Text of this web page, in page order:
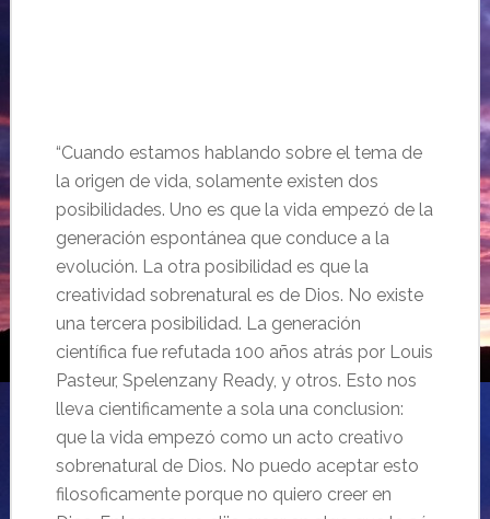
“Cuando estamos hablando sobre el tema de
la origen de vida, solamente existen dos
posibilidades. Uno es que la vida empezó de la
generación espontánea que conduce a la
evolución. La otra posibilidad es que la
creatividad sobrenatural es de Dios. No existe
una tercera posibilidad. La generación
científica fue refutada 100 años atrás por Louis
Pasteur, Spelenzany Ready, y otros. Esto nos
lleva cientificamente a sola una conclusion:
que la vida empezó como un acto creativo
sobrenatural de Dios. No puedo aceptar esto
filosoficamente porque no quiero creer en